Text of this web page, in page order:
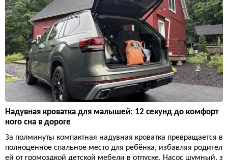
Надувная кроватка для малышей: 12 секунд до комфорт
ного сна в дороге
За полминуты компактная надувная кроватка превращается в
полноценное спальное место для ребёнка, избавляя родител
ей от громоздкой детской мебели в отпуске. Насос шумный, з